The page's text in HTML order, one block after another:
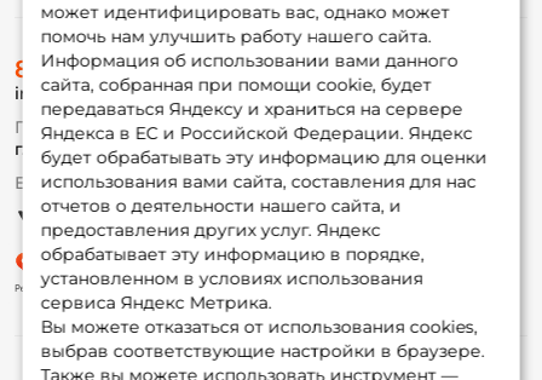
может идентифицировать вас, однако может
помочь нам улучшить работу нашего сайта.
Информация об использовании вами данного
сайта, собранная при помощи cookie, будет
передаваться Яндексу и храниться на сервере
Яндекса в ЕС и Российской Федерации. Яндекс
будет обрабатывать эту информацию для оценки
использования вами сайта, составления для нас
отчетов о деятельности нашего сайта, и
предоставления других услуг. Яндекс
обрабатывает эту информацию в порядке,
установленном в условиях использования
сервиса Яндекс Метрика.
Вы можете отказаться от использования cookies,
выбрав соответствующие настройки в браузере.
Также вы можете использовать инструмент —
О магазине
Доставка
Оплата
Fox-bonus
Гуру
Партнерская программа
8 (495) 532-77-88
info@foxfishing.ru
По вопросам с заказом
г. Москва, ул. Плеханова д.7
Ежедневно 10:00 до 20:00